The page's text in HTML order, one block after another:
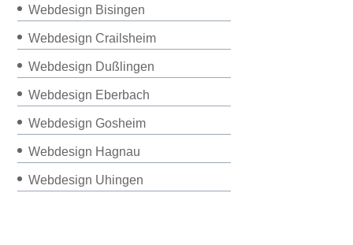
Webdesign Bisingen
Webdesign Crailsheim
Webdesign Dußlingen
Webdesign Eberbach
Webdesign Gosheim
Webdesign Hagnau
Webdesign Uhingen